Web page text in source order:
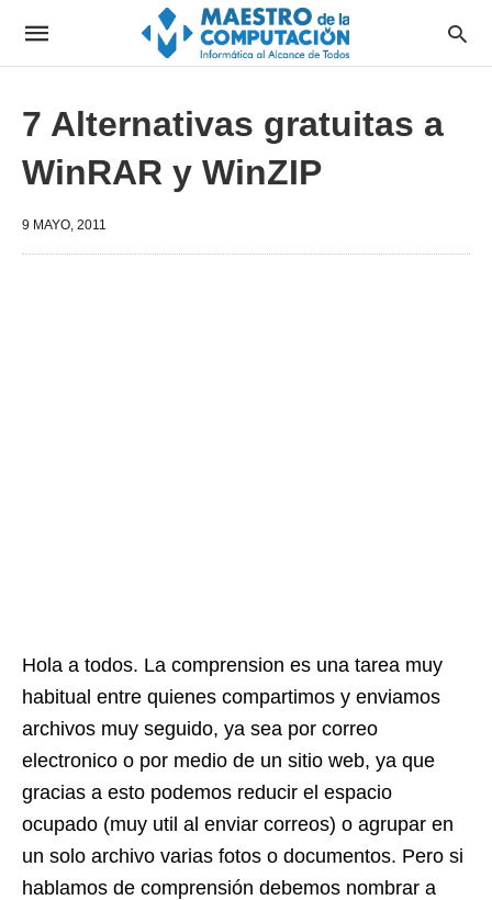
7 Alternativas gratuitas a
WinRAR y WinZIP
9 MAYO, 2011
Hola a todos. La comprension es una tarea muy
habitual entre quienes compartimos y enviamos
archivos muy seguido, ya sea por correo
electronico o por medio de un sitio web, ya que
gracias a esto podemos reducir el espacio
ocupado (muy util al enviar correos) o agrupar en
un solo archivo varias fotos o documentos. Pero si
hablamos de comprensión debemos nombrar a